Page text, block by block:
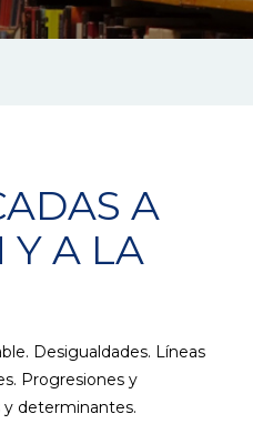
A
Y A LA
Desigualdades. Líneas
Progresiones y
y determinantes.